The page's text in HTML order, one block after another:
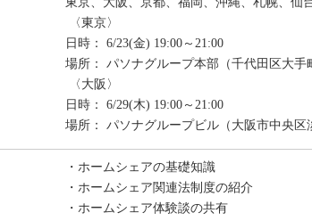
〈東京〉
日時： 6/23(金) 19:00～21:00
場所： パソナグループ本部（千代田区大手
〈大阪〉
日時： 6/29(木) 19:00～21:00
場所： パソナグループビル（大阪市中央区
・ホームシェアの基礎知識
・ホームシェア関連法制度の紹介
・ホームシェア体験談の共有